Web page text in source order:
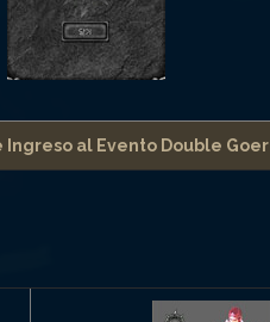
Ingreso al Evento Double Goer